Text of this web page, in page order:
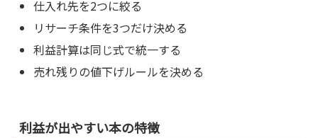
仕入れ先を2つに絞る
リサーチ条件を3つだけ決める
利益計算は同じ式で統一する
売れ残りの値下げルールを決める
利益が出やすい本の特徴